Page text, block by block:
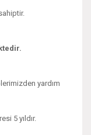
yardım
5 yıldır.